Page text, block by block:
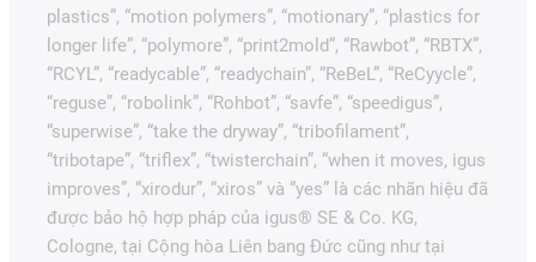
plastics”, “motion polymers”, “motionary”, “plastics for
longer life”, “polymore”, “print2mold”, “Rawbot”, “RBTX”,
“RCYL”, “readycable”, “readychain”, “ReBeL”, “ReCyycle”,
“reguse”, “robolink”, “Rohbot”, “savfe”, “speedigus”,
“superwise”, “take the dryway”, “tribofilament”,
“tribotape”, “triflex”, “twisterchain”, “when it moves, igus
improves”, “xirodur”, “xiros” và “yes” là các nhãn hiệu đã
được bảo hộ hợp pháp của igus® SE & Co. KG,
Cologne, tại Cộng hòa Liên bang Đức cũng như tại